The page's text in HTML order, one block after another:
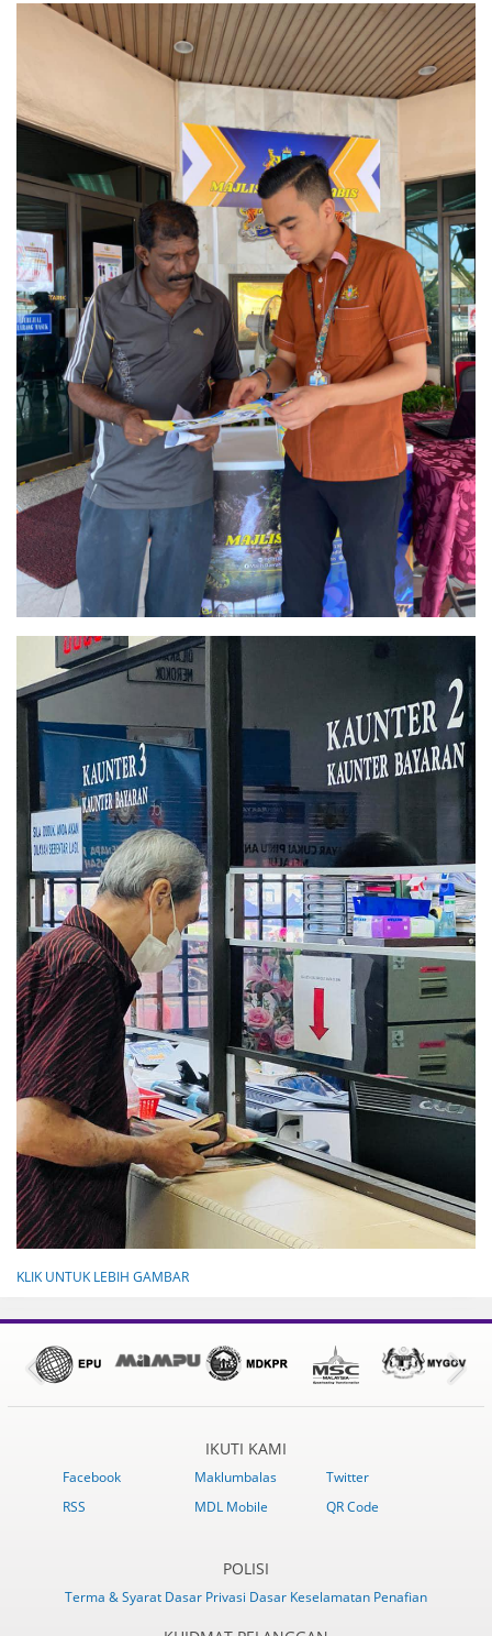
KLIK UNTUK LEBIH GAMBAR
IKUTI KAMI
Facebook Maklumbalas
Twitter
RSS
MDL Mobile QR Code
POLISI
Terma & Syarat Dasar Privasi Dasar Keselamatan Penafian